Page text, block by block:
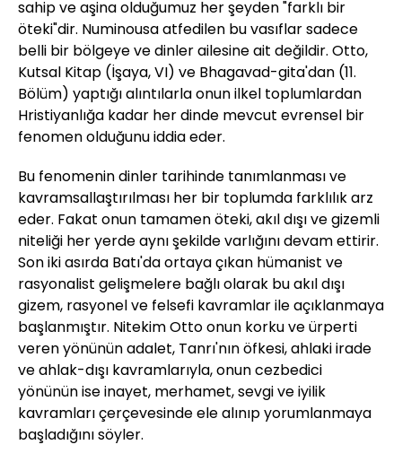
sahip ve aşina olduğumuz her şeyden "farklı bir
öteki"dir. Numinousa atfedilen bu vasıflar sadece
belli bir bölgeye ve dinler ailesine ait değildir. Otto,
Kutsal Kitap (İşaya, VI) ve Bhagavad-gita'dan (11.
Bölüm) yaptığı alıntılarla onun ilkel toplumlardan
Hristiyanlığa kadar her dinde mevcut evrensel bir
fenomen olduğunu iddia eder.
Bu fenomenin dinler tarihinde tanımlanması ve
kavramsallaştırılması her bir toplumda farklılık arz
eder. Fakat onun tamamen öteki, akıl dışı ve gizemli
niteliği her yerde aynı şekilde varlığını devam ettirir.
Son iki asırda Batı'da ortaya çıkan hümanist ve
rasyonalist gelişmelere bağlı olarak bu akıl dışı
gizem, rasyonel ve felsefi kavramlar ile açıklanmaya
başlanmıştır. Nitekim Otto onun korku ve ürperti
veren yönünün adalet, Tanrı'nın öfkesi, ahlaki irade
ve ahlak-dışı kavramlarıyla, onun cezbedici
yönünün ise inayet, merhamet, sevgi ve iyilik
kavramları çerçevesinde ele alınıp yorumlanmaya
başladığını söyler.